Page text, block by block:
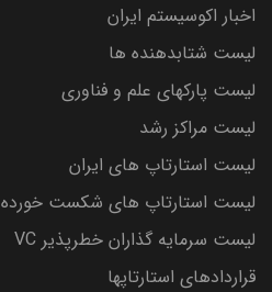
اخبار اکوسیستم ایران
لیست شتابدهنده ها
لیست پارکهای علم و فناوری
لیست مراکز رشد
لیست استارتاپ های ایران
لیست استارتاپ های شکست خورده
لیست سرمایه گذاران خطرپذیر VC
قراردادهای استارتاپها